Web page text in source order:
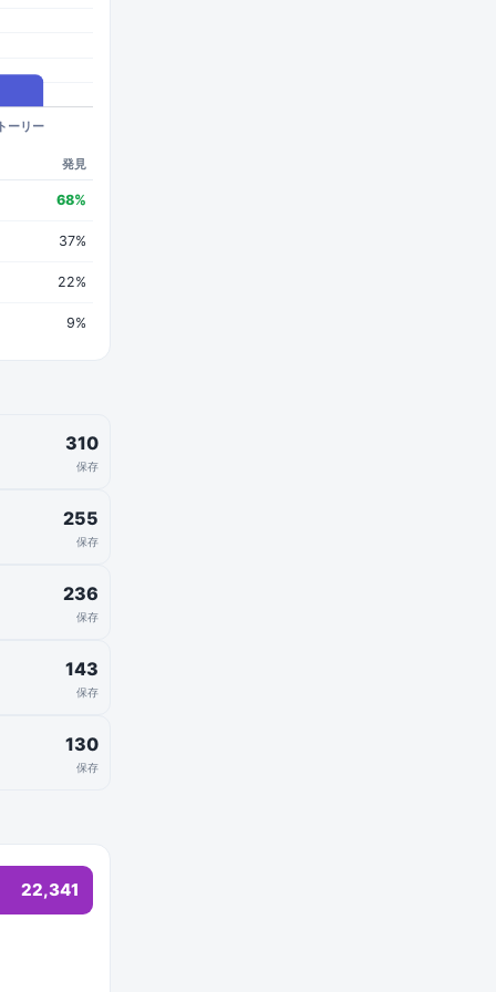
発見
68%
37%
22%
9%
310
保存
255
保存
236
保存
143
保存
130
保存
22,341